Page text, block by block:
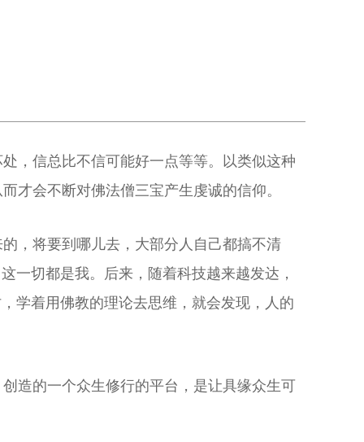
，信总比不信可能好一点等等。以类似这种
才会不断对佛法僧三宝产生虔诚的信仰。
，将要到哪儿去，大部分人自己都搞不清
一切都是我。后来，随着科技越来越发达，
学着用佛教的理论去思维，就会发现，人的
造的一个众生修行的平台，是让具缘众生可